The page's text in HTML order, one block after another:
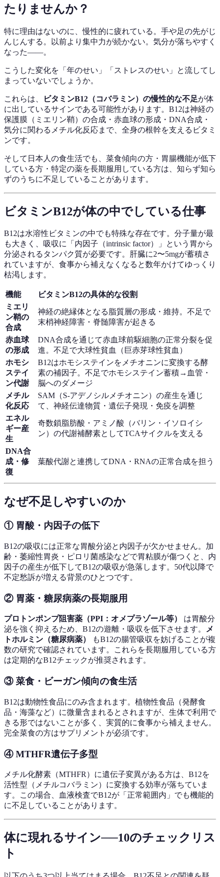
たりませんか？
特に理由はないのに、慢性的に疲れている。手や足の先がじ
んじんする。以前より集中力が続かない。気分が落ちやすく
なった——。
こうした変化を「年のせい」「ストレスのせい」と流してし
まっていないでしょうか。
これらは、 ビタミンB12（コバラミン）の慢性的な不足が体
に出しているサインである可能性があります。B12は神経の
保護膜（ミエリン鞘）の合成・赤血球の形成・DNA合成・
気分に関わるメチル化反応まで、全身の根幹を支えるビタミ
ンです。
そして日本人の食生活でも、菜食傾向の方・胃腸機能が低下
している方・特定の薬を長期服用している方は、知らず知ら
ずのうちに不足していることがあります。
ビタミンB12が体の中でしている仕事
B12は水溶性ビタミンの中でも特殊な存在です。分子量が最
も大きく、吸収に「内因子（intrinsic factor）」という胃から
分泌されるタンパク質が必要です。肝臓に2〜5mgが蓄積さ
れていますが、食事から補えなくなると数年かけてゆっくり
枯渇します。
機能
ビタミンB12の具体的な役割
ミエリ
ン鞘の
合成
神経の絶縁体となる脂質層の形成・維持。不足で
末梢神経障害・脊髄障害が起きる
赤血球
の形成
DNA合成を通じて赤血球前駆細胞の正常分裂を促
進。不足で大球性貧血（巨赤芽球性貧血）
ホモシ
ステイ
ン代謝
B12はホモシステインをメチオニンに変換する酵
素の補因子。不足でホモシステイン蓄積→血管・
脳へのダメージ
メチル
化反応
SAM（S-アデノシルメチオニン）の産生を通じ
て、神経伝達物質・遺伝子発現・免疫を調整
エネル
ギー産
生
奇数鎖脂肪酸・アミノ酸（バリン・イソロイシ
ン）の代謝補酵素としてTCAサイクルを支える
DNA合
成・修
復
葉酸代謝と連携してDNA・RNAの正常合成を担う
なぜ不足しやすいのか
① 胃酸・内因子の低下
B12の吸収には正常な胃酸分泌と内因子が欠かせません。加
齢・萎縮性胃炎・ピロリ菌感染などで胃粘膜が傷つくと、内
因子の産生が低下してB12の吸収が急落します。50代以降で
不定愁訴が増える背景のひとつです。
② 胃薬・糖尿病薬の長期服用
プロトンポンプ阻害薬（PPI：オメプラゾール等）
は胃酸分
泌を強く抑えるため、B12の遊離・吸収を低下させます。 メ
トホルミン（糖尿病薬）
もB12の腸管吸収を妨げることが複
数の研究で確認されています。これらを長期服用している方
は定期的なB12チェックが推奨されます。
③ 菜食・ビーガン傾向の食生活
B12は動物性食品にのみ含まれます。植物性食品（発酵食
品・海藻など）に微量含まれるとされますが、生体で利用で
きる形ではないことが多く、実質的に食事から補えません。
完全菜食の方はサプリメントが必須です。
④ MTHFR遺伝子多型
メチル化酵素（MTHFR）に遺伝子変異がある方は、B12を
活性型（メチルコバラミン）に変換する効率が落ちていま
す。この場合、血液検査でB12が「正常範囲内」でも機能的
に不足していることがあります。
体に現れるサイン──10のチェックリス
ト